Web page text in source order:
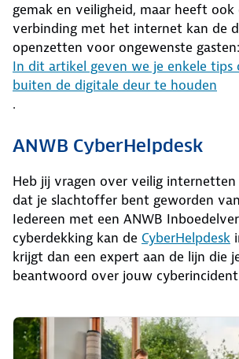
gemak en veiligheid, maar heeft ook
verbinding met het internet kan de
openzetten voor ongewenste
In dit artikel geven we je enkele tips
buiten de digitale deur te houden
.
ANWB CyberHelpdesk
Heb jij vragen over veilig
dat je slachtoffer bent geworden
Iedereen met een ANWB
cyberdekking kan de CyberHelpdesk
krijgt dan een expert aan de lijn die
beantwoord over jouw cyberincident